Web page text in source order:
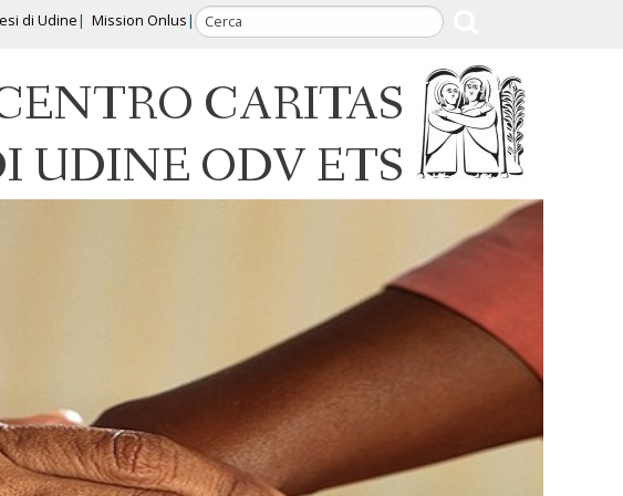
di Udine Mission Onlus
CARITAS
UDINE ODV ETS